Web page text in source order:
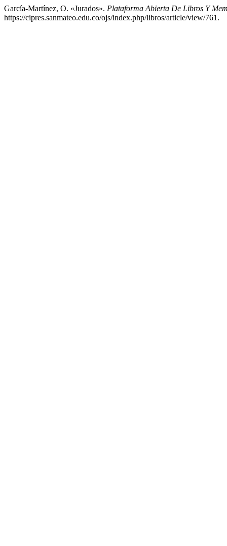
García-Martínez, O. «Jurados». Plataforma Abierta De Libros Y
https://cipres.sanmateo.edu.co/ojs/index.php/libros/article/view/761.